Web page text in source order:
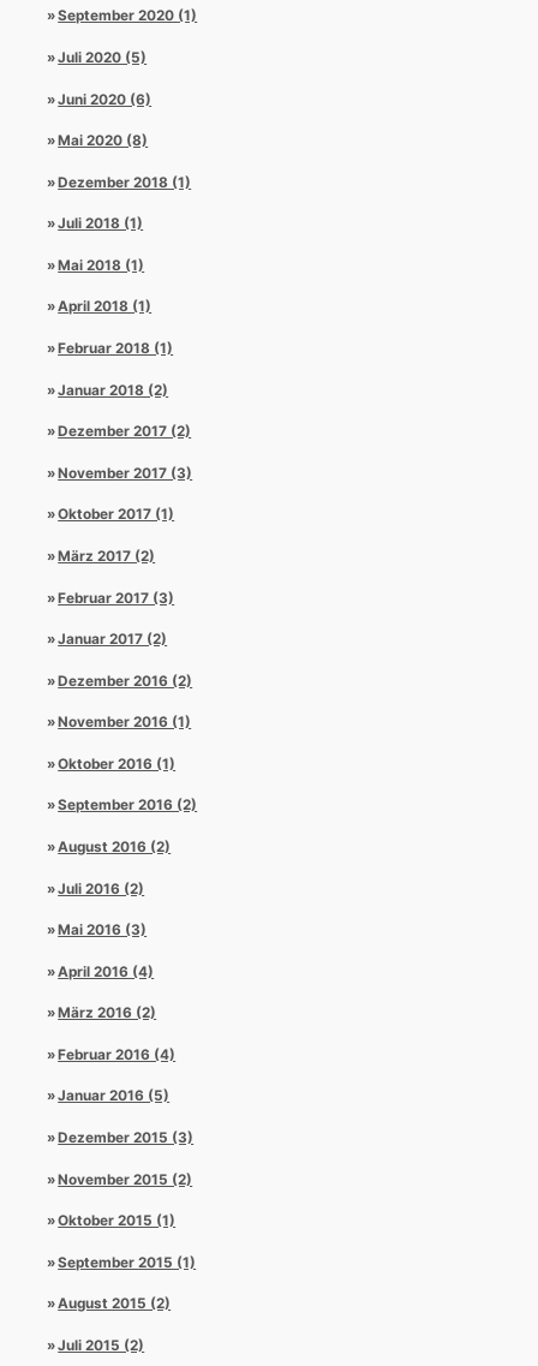
September 2020 (1)
Juli 2020 (5)
Juni 2020 (6)
Mai 2020 (8)
Dezember 2018 (1)
Juli 2018 (1)
Mai 2018 (1)
April 2018 (1)
Februar 2018 (1)
Januar 2018 (2)
Dezember 2017 (2)
November 2017 (3)
Oktober 2017 (1)
März 2017 (2)
Februar 2017 (3)
Januar 2017 (2)
Dezember 2016 (2)
November 2016 (1)
Oktober 2016 (1)
September 2016 (2)
August 2016 (2)
Juli 2016 (2)
Mai 2016 (3)
April 2016 (4)
März 2016 (2)
Februar 2016 (4)
Januar 2016 (5)
Dezember 2015 (3)
November 2015 (2)
Oktober 2015 (1)
September 2015 (1)
August 2015 (2)
Juli 2015 (2)